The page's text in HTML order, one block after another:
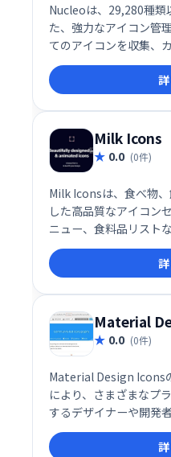
Nucleoは、29,280種類
た、強力なアイコン管
てのアイコンを収集、
き、デザインワークを
ら最適なアイコンを見
クアップさせましょう。
Milk Icons
0.0 (0件)
Milk Iconsは、食べ物
した高品質なアイコン
ニュー、食料品リスト
アイコンも用意。ゲー
すぐ使えます。魅力的
サイトをさらに見やす
Material
0.0 (0件)
Material Design Icons
により、さまざまなプ
するデザイナーや開発
式、色、​​サイズでアイ